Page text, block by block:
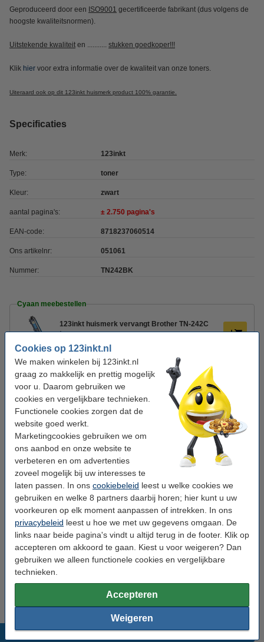
Cookies op 123inkt.nl
We maken winkelen bij 123inkt.nl
graag zo makkelijk en prettig mogelijk
voor u. Daarom gebruiken we
cookies en vergelijkbare technieken.
Functionele cookies zorgen dat de
website goed werkt.
Marketingcookies gebruiken we om
ons aanbod en onze website te
verbeteren en om advertenties
zoveel mogelijk bij uw interesses te
laten passen. In ons cookiebeleid leest u welke cookies we
gebruiken en welke 8 partners daarbij horen; hier kunt u uw
voorkeuren op elk moment aanpassen of intrekken. In ons
privacybeleid leest u hoe we met uw gegevens omgaan. De
links naar beide pagina's vindt u altijd terug in de footer. Klik op
accepteren om akkoord te gaan. Kiest u voor weigeren? Dan
gebruiken we alleen functionele cookies en vergelijkbare
technieken.
Accepteren
Weigeren
Geproduceerd door een ISO9001 gecertificeerde fabrikant (dus volgens de
hoogste kwaliteitsnormen).
Uitstekende kwaliteit en ........... stukken goedkoper!!!
Klik hier voor extra informatie over de kwaliteit van onze toners.
Uiteraard ook op dit 123inkt huismerk product 100% garantie.
Specificaties
Merk: 123inkt
Type: toner
Kleur: zwart
aantal pagina's: ± 2.750 pagina's
EAN-code: 8718237060514
Ons artikelnr: 051061
Nummer: TN242BK
Cyaan meebestellen
123inkt huismerk vervangt Brother TN-242C
toner cyaan
€ 39,50
Magenta meebestellen
123inkt huismerk vervangt Brother TN-242M
toner magenta
€ 39,50
Geel meebestellen
123inkt huismerk vervangt Brother TN-242Y
toner geel
€ 39,50
Tip: papier meebestellen
123inkt kopieerpapier 1 doos van 2.500 vel A4 -
€ 33,50
Tip
Populaire producten